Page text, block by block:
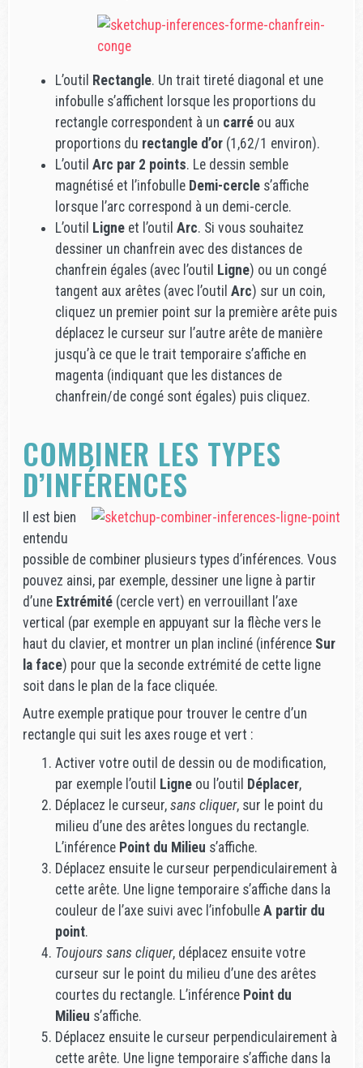
L’outil Rectangle. Un trait tireté diagonal et une
infobulle s’affichent lorsque les proportions du
rectangle correspondent à un carré ou aux
proportions du rectangle d’or (1,62/1 environ).
L’outil Arc par 2 points. Le dessin semble
magnétisé et l’infobulle Demi-cercle s’affiche
lorsque l’arc correspond à un demi-cercle.
L’outil Ligne et l’outil Arc. Si vous souhaitez
dessiner un chanfrein avec des distances de
chanfrein égales (avec l’outil Ligne) ou un congé
tangent aux arêtes (avec l’outil Arc) sur un coin,
cliquez un premier point sur la première arête puis
déplacez le curseur sur l’autre arête de manière
jusqu’à ce que le trait temporaire s’affiche en
magenta (indiquant que les distances de
chanfrein/de congé sont égales) puis cliquez.
COMBINER LES TYPES
D’INFÉRENCES
Il est bien
entendu
possible de combiner plusieurs types d’inférences. Vous
pouvez ainsi, par exemple, dessiner une ligne à partir
d’une Extrémité (cercle vert) en verrouillant l’axe
vertical (par exemple en appuyant sur la flèche vers le
haut du clavier, et montrer un plan incliné (inférence Sur
la face) pour que la seconde extrémité de cette ligne
soit dans le plan de la face cliquée.
Autre exemple pratique pour trouver le centre d’un
rectangle qui suit les axes rouge et vert :
Activer votre outil de dessin ou de modification,
par exemple l’outil Ligne ou l’outil Déplacer,
Déplacez le curseur, sans cliquer, sur le point du
milieu d’une des arêtes longues du rectangle.
L’inférence Point du Milieu s’affiche.
Déplacez ensuite le curseur perpendiculairement à
cette arête. Une ligne temporaire s’affiche dans la
couleur de l’axe suivi avec l’infobulle A partir du
point.
Toujours sans cliquer, déplacez ensuite votre
curseur sur le point du milieu d’une des arêtes
courtes du rectangle. L’inférence Point du
Milieu s’affiche.
Déplacez ensuite le curseur perpendiculairement à
cette arête. Une ligne temporaire s’affiche dans la